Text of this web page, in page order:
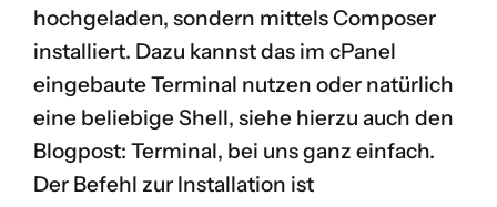
hochgeladen, sondern mittels Composer
installiert. Dazu kannst das im cPanel
eingebaute Terminal nutzen oder natürlich
eine beliebige Shell, siehe hierzu auch den
Blogpost: Terminal, bei uns ganz einfach.
Der Befehl zur Installation ist